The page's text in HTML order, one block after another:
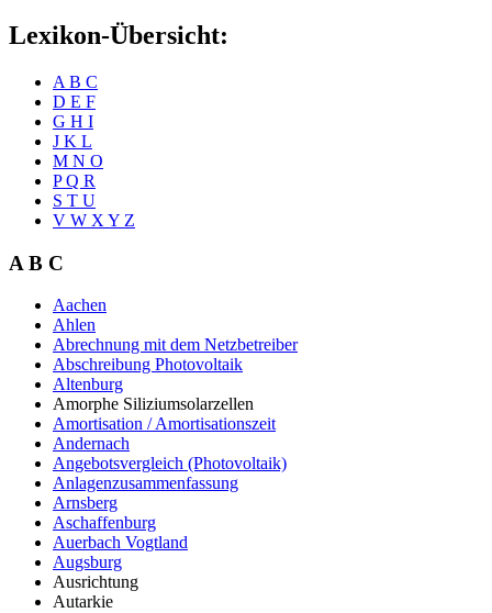
Lexikon-Übersicht:
A B C
D E F
G H I
J K L
M N O
P Q R
S T U
V W X Y Z
A B C
Aachen
Ahlen
Abrechnung mit dem Netzbetreiber
Abschreibung Photovoltaik
Altenburg
Amorphe Siliziumsolarzellen
Amortisation / Amortisationszeit
Andernach
Angebotsvergleich (Photovoltaik)
Anlagenzusammenfassung
Arnsberg
Aschaffenburg
Auerbach Vogtland
Augsburg
Ausrichtung
Autarkie